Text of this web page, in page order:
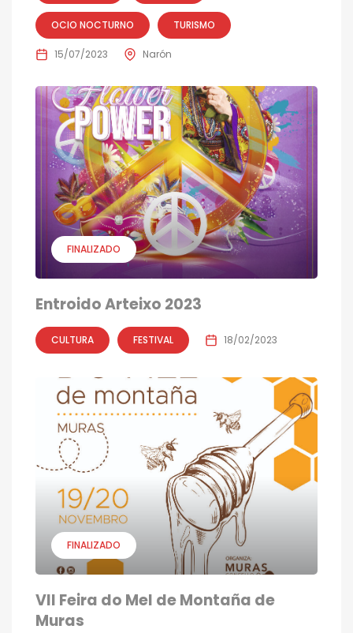
OCIO NOCTURNO TURISMO
15/07/2023 Narón
FINALIZADO
Entroido Arteixo 2023
CULTURA FESTIVAL 18/02/2023
FINALIZADO
VII Feira do Mel de Montaña de
Muras